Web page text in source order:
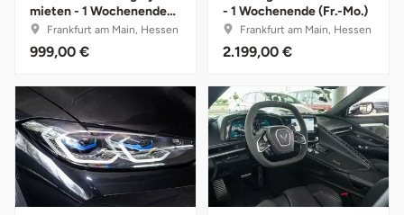
mieten - 1 Wochenende
(Fr.-Mo.)
Frankfurt am Main, Hessen
999,00 €
- 1 Wochenende (Fr.-Mo.)
Frankfurt am Main, Hessen
2.199,00 €
Bruchköbel
Bruchsal
Burghausen
Calw
Münster
Nürnberg
Oberlausitz
Pirna
Sangerhausen
Sonneberg
Suhl
Unterwellenborn